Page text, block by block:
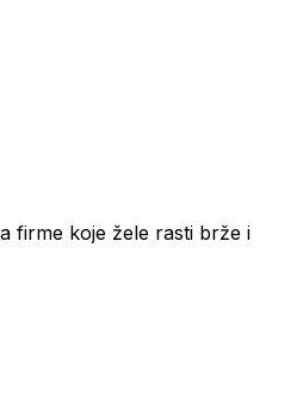
firme koje žele rasti brže i